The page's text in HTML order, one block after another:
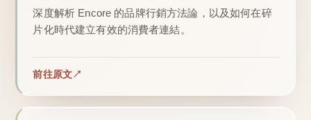
深度解析 Encore 的品牌行銷方法論，以及如何在碎
片化時代建立有效的消費者連結。
前往原文